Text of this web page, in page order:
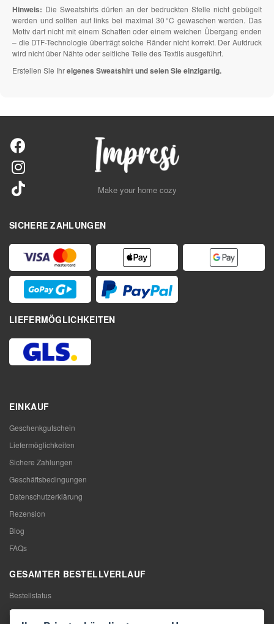
Hinweis: Die Sweatshirts dürfen an der bedruckten Stelle nicht gebügelt
werden und sollten auf links bei maximal 30 °C gewaschen werden. Das
Motiv darf nicht mit einem Schatten oder einem weichen Übergang enden
– die DTF-Technologie überträgt solche Ränder nicht korrekt. Der Aufdruck
wird nicht über Nähte oder seitliche Teile des Textils ausgeführt.
Erstellen Sie Ihreigenes Sweatshirt und seien Sie einzigartig.
Make your home cozy
SICHERE ZAHLUNGEN
LIEFERMÖGLICHKEITEN
EINKAUF
Geschenkgutschein
Liefermöglichkeiten
Sichere Zahlungen
Geschäftsbedingungen
Datenschutzerklärung
Rezension
Blog
FAQs
GESAMTER BESTELLVERLAUF
Bestellstatus
Meine Bestellung